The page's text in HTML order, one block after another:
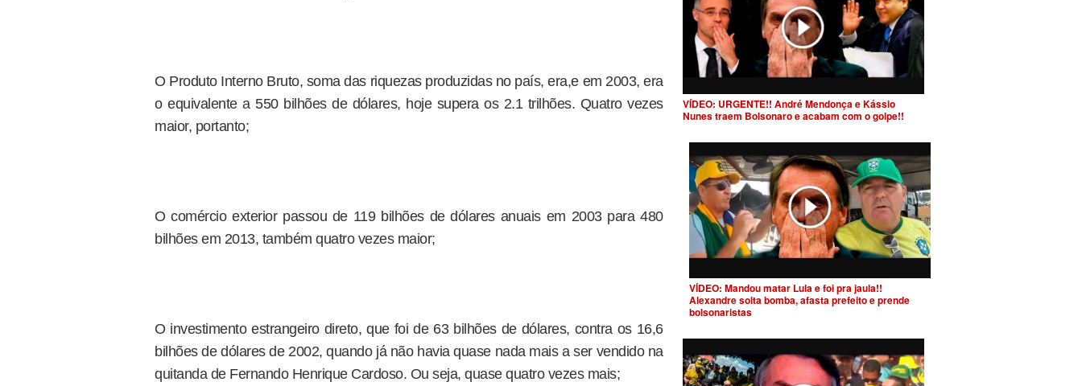
O Produto Interno Bruto, soma das riquezas produzidas no país, era,e em 2003, era
o equivalente a 550 bilhões de dólares, hoje supera os 2.1 trilhões. Quatro vezes
maior, portanto;
O comércio exterior passou de 119 bilhões de dólares anuais em 2003 para 480
bilhões em 2013, também quatro vezes maior;
O investimento estrangeiro direto, que foi de 63 bilhões de dólares, contra os 16,6
bilhões de dólares de 2002, quando já não havia quase nada mais a ser vendido na
quitanda de Fernando Henrique Cardoso. Ou seja, quase quatro vezes mais;
VÍDEO: URGENTE!! André Mendonça e Kássio
Nunes traem Bolsonaro e acabam com o golpe!!
VÍDEO: Mandou matar Lula e foi pra jaula!!
Alexandre solta bomba, afasta prefeito e prende
bolsonaristas